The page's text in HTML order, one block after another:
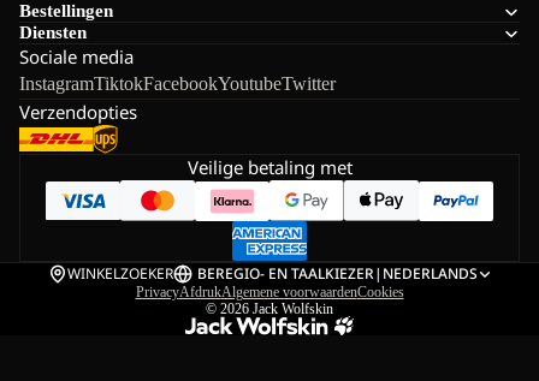
Bestellingen
Diensten
Sociale media
InstagramTiktokFacebookYoutubeTwitter
Verzendopties
Veilige betaling met
WINKELZOEKER BEREGIO- EN TAALKIEZER| NEDERLANDS
PrivacyAfdrukAlgemene voorwaardenCookies
© 2026 Jack Wolfskin